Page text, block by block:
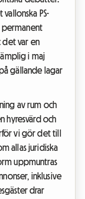
PS-
permanent
det var en
i maj
gällande lagar
av rum och
hyresvärd och
vi gör det till
allas juridiska
uppmuntras
inklusive
drar